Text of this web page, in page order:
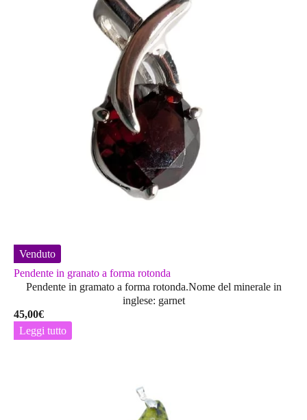
Venduto
Pendente in granato a forma rotonda
Pendente in gramato a forma rotonda.Nome del minerale in
inglese: garnet
45,00€
Leggi tutto